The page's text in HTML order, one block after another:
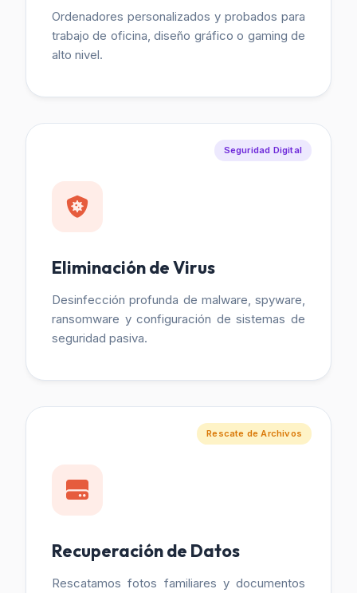
Ordenadores personalizados y probados para
trabajo de oficina, diseño gráfico o gaming de
alto nivel.
Seguridad Digital
Eliminación de Virus
Desinfección profunda de malware, spyware,
ransomware y configuración de sistemas de
seguridad pasiva.
Rescate de Archivos
Recuperación de Datos
Rescatamos fotos familiares y documentos